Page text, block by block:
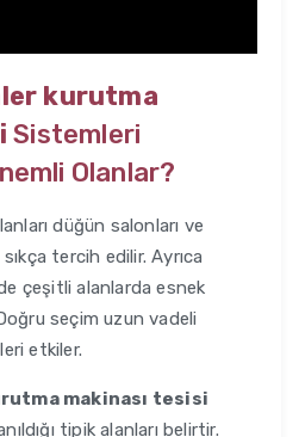
kurutma
Sistemleri
Olanlar?
düğün salonları ve
tercih edilir. Ayrıca
çeşitli alanlarda esnek
seçim uzun vadeli
etkiler.
makinası tesisi
tipik alanları belirtir.